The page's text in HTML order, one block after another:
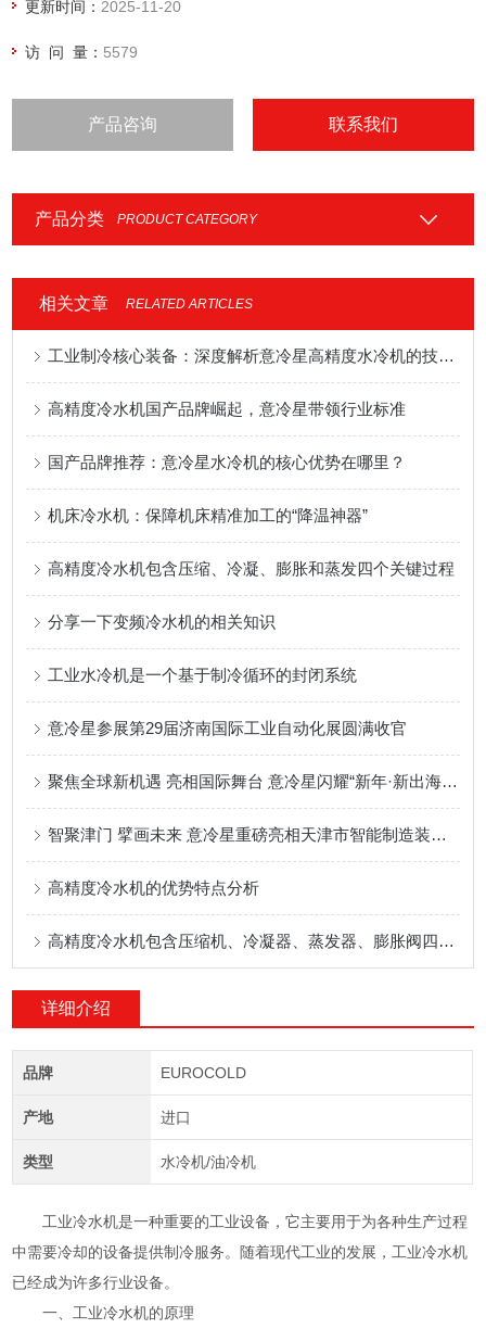
更新时间： 2025-11-20
访 问 量： 5579
产品咨询 联系我们
产品分类 PRODUCT CATEGORY
相关文章 RELATED ARTICLES
工业制冷核心装备：深度解析意冷星高精度水冷机的技术优势
高精度冷水机国产品牌崛起，意冷星带领行业标准
国产品牌推荐：意冷星水冷机的核心优势在哪里？
机床冷水机：保障机床精准加工的“降温神器”
高精度冷水机包含压缩、冷凝、膨胀和蒸发四个关键过程
分享一下变频冷水机的相关知识
工业水冷机是一个基于制冷循环的封闭系统
意冷星参展第29届济南国际工业自动化展圆满收官
聚焦全球新机遇 亮相国际舞台 意冷星闪耀“新年·新出海”洽谈会 展示工业温控中国方案
智聚津门 擘画未来 意冷星重磅亮相天津市智能制造装备产业协会年会
高精度冷水机的优势特点分析
高精度冷水机包含压缩机、冷凝器、蒸发器、膨胀阀四大部件
详细介绍
品牌 EUROCOLD
产地 进口
类型 水冷机/油冷机
工业冷水机是一种重要的工业设备，它主要用于为各种生产过程
中需要冷却的设备提供制冷服务。随着现代工业的发展，工业冷水机
已经成为许多行业设备。
一、工业冷水机的原理